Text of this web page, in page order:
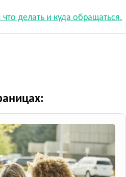
делать и куда обращаться.